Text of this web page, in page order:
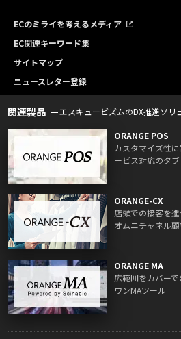
ECのミライを考えるメディア
EC関連キーワード集
サイトマップ
ニュースレター登録
関連製品 エスキュービズムのDX推進ソリ
ORANGE POS
カスタマイズ性
ービス対応のタ
ORANGE-CX
店頭での接客を
オムニチャネル
ORANGE MA
広範囲をカバー
ワンMAツール